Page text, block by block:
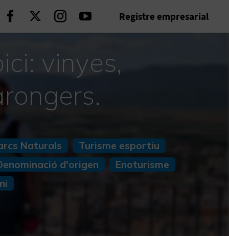
Seguir en Facebook
Seguir en Twitter
Seguir en Instagram
Seguir en Youtube
Registre empresarial
vinyes,
Naturals
Turisme esportiu
d'origen
Enoturisme